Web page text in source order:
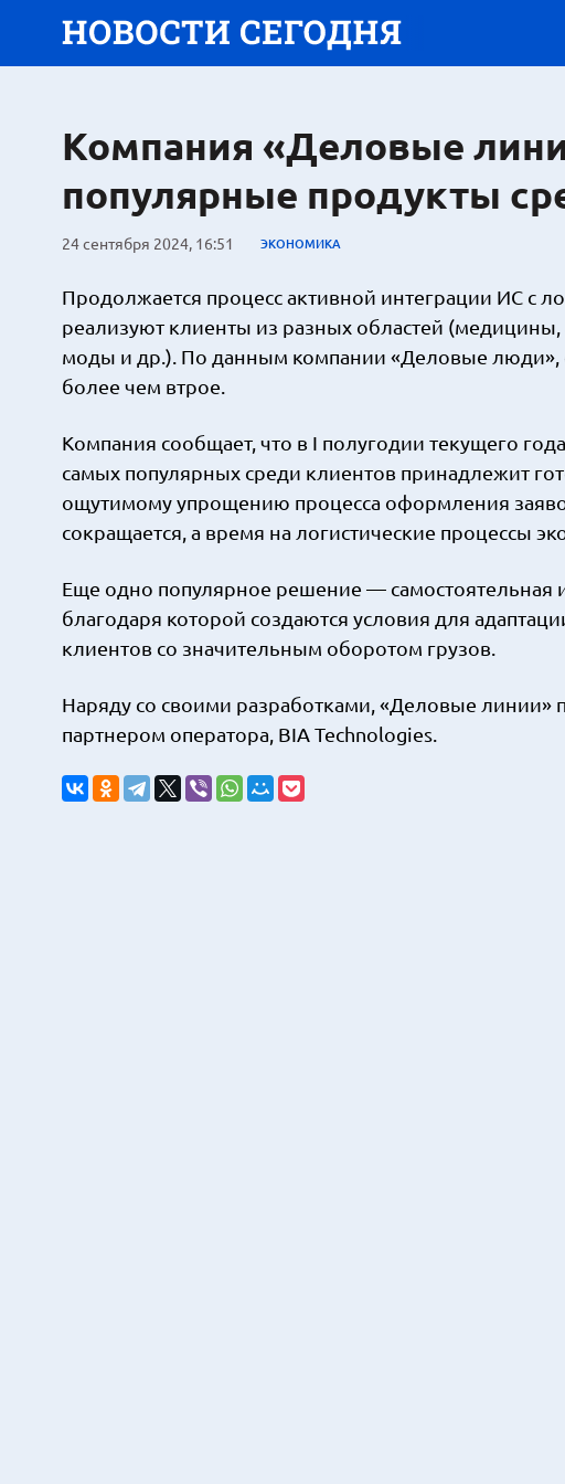
Компания «Деловые
популярные продукты
24 сентября 2024, 16:51 ЭКОНОМИКА
Продолжается процесс активной интеграции ИС с
реализуют клиенты из разных областей
моды и др.). По данным компании «Деловые люди»,
более чем втрое.
Компания сообщает, что в I полугодии текущего
самых популярных среди клиентов принадлежит
ощутимому упрощению процесса оформления
сокращается, а время на логистические процессы
Еще одно популярное решение — самостоятельная
благодаря которой создаются условия для
клиентов со значительным оборотом грузов.
Наряду со своими разработками, «Деловые линии»
партнером оператора, BIA Technologies.